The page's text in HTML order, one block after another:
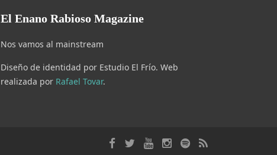
El Enano Rabioso Magazine
Nos vamos al mainstream
Diseño de identidad por Estudio El Frío. Web
realizada por Rafael Tovar.